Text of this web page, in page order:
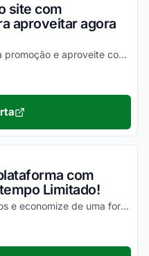
site com
aproveitar agora
Confira todos os detalhes dessa promoção e aproveite com as melhores vantagens agora mesmo!
com
Limitado!
Desfrute dos melhores descontos e economize de uma forma simples nas suas compras!